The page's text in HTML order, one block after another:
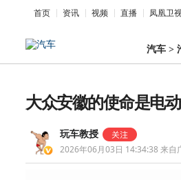
首页 资讯 视频 直播 凤凰卫
汽车 >
大众安徽的使命是电
玩车教授
2026年06月03日 14:34:38 来自